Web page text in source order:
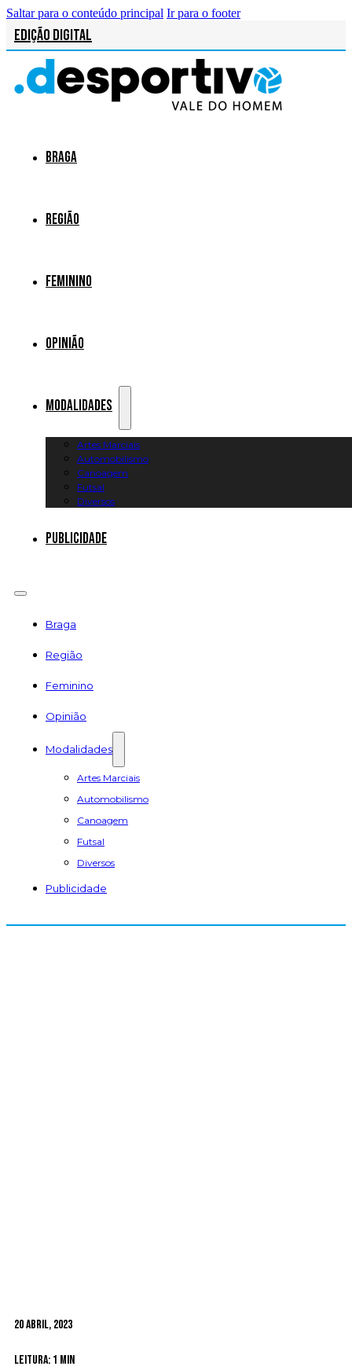
Saltar para o conteúdo principal Ir para o footer
Edição Digital
Braga
Região
Feminino
Opinião
Modalidades
Artes Marciais
Automobilismo
Canoagem
Futsal
Diversos
Publicidade
Braga
Região
Feminino
Opinião
Modalidades
Artes Marciais
Automobilismo
Canoagem
Futsal
Diversos
Publicidade
20 Abril, 2023
Leitura: 1 min